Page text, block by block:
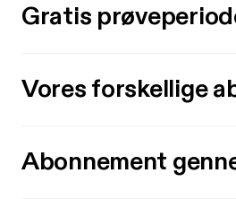
Gratis
Vores forskellige
Abonnement